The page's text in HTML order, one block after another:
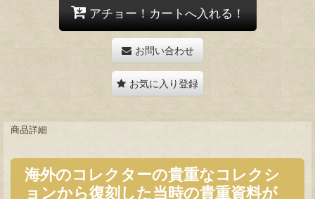
アチョー！カートへ入れる！
お問い合わせ
お気に入り登録
商品詳細
海外のコレクターの貴重なコレクシ
ョンから復刻した当時の貴重資料が